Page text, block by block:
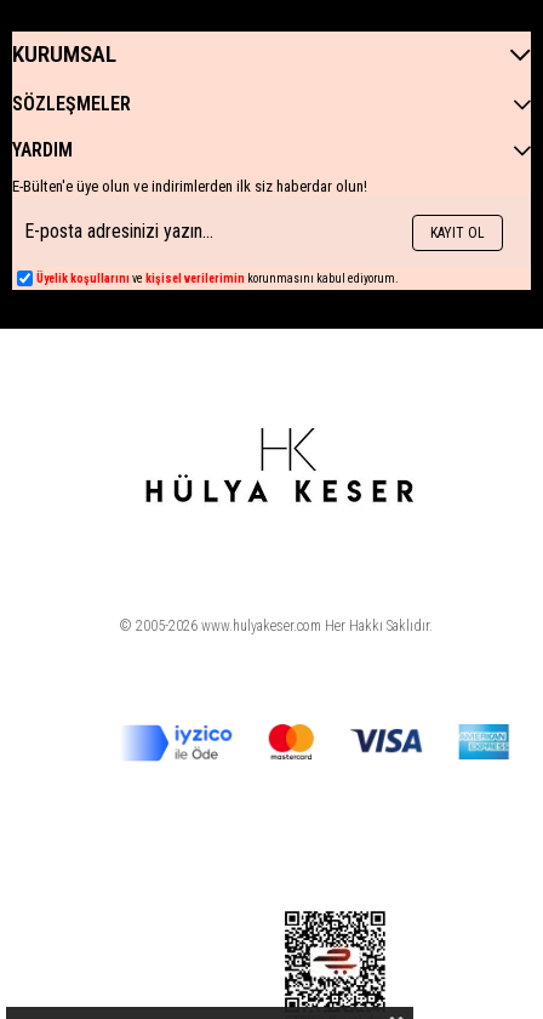
KURUMSAL
SÖZLEŞMELER
YARDIM
E-Bülten'e üye olun ve indirimlerden ilk siz haberdar olun!
KAYIT OL
Üyelik koşullarını ve kişisel verilerimin korunmasını kabul ediyorum.
© 2005-2026 www.hulyakeser.com Her Hakkı Saklıdır.